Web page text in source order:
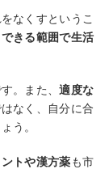
なくすというこ
できる範囲で生活
。また、適度な
なく、自分に合
う。
トや漢方薬も市